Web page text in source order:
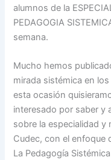
alumnos de la
PEDAGOGIA
semana.
Mucho hemos
mirada sistémica en
esta ocasión
interesado por saber y
sobre la especialidad y
Cudec, con el enfoque
La Pedagogía